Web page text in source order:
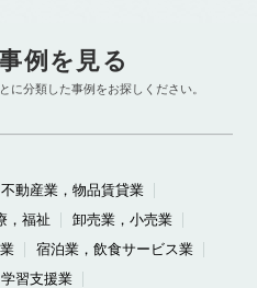
例を見る
に分類した事例をお探しください。
不動産業，物品賃貸業
，福祉
卸売業，小売業
宿泊業，飲食サービス業
習支援業